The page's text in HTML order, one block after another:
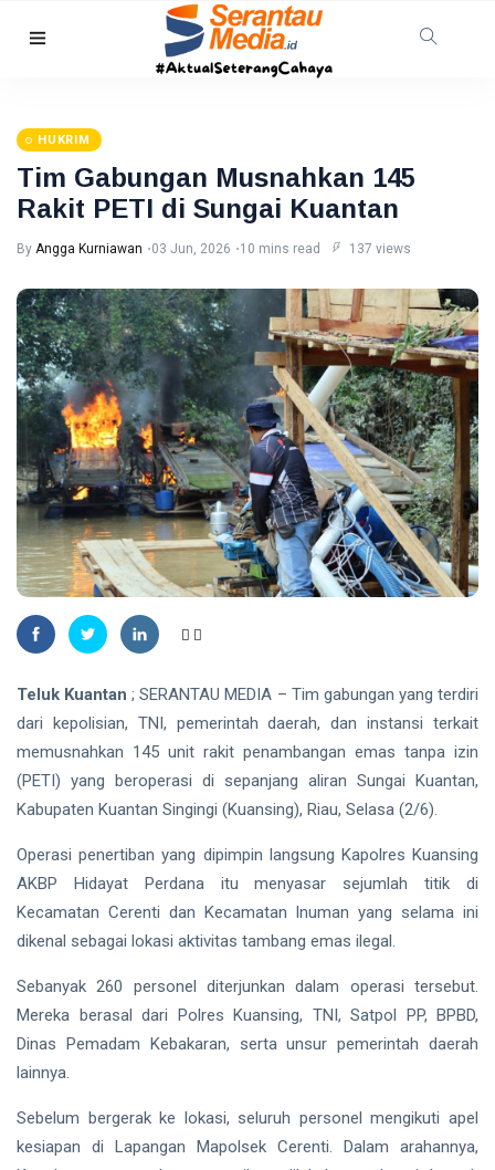
Suami
Diduga
Bacok
Perempuan
hingga
Pekanbaru
07
Aug,
2026
HILIR
Buaya
Muara Bikin
Geger,
Warga Desa
Undan
Berhasil
Menangkap
07 Aug,
2026
13
views
RIAU
Sekda
Riau
Apresiasi
Dukungan
Plt
Gubernur
Usai Riau
Masuk
Lima
ADLG
Awards
07
Aug,
2026
15
views
TANJUNGPINANG
DLH
Ingatkan
Warga
Penipuan
Pungut
Retribusi
Sampah
07 Aug,
2026
22
views
NATUNA
167 RTLH di
Natuna
dengan
Bantuan
PKP
2026
24
views
SKK
Migas,
PHR dan
Perkuat
Lindungi
Aset
Negara
demi
Energi
Nasional
07
2026
24
Siak Sri Indrapura
Indonesia
Pekanbaru
HUKRIM
Tim Gabungan Musnahkan 145
Rakit PETI di Sungai Kuantan
By Angga Kurniawan 03 Jun, 2026 10 mins read 137 views
Teluk Kuantan ; SERANTAU MEDIA – Tim gabungan yang terdiri
dari kepolisian, TNI, pemerintah daerah, dan instansi terkait
memusnahkan 145 unit rakit penambangan emas tanpa izin
(PETI) yang beroperasi di sepanjang aliran Sungai Kuantan,
Kabupaten Kuantan Singingi (Kuansing), Riau, Selasa (2/6).
Operasi penertiban yang dipimpin langsung Kapolres Kuansing
AKBP Hidayat Perdana itu menyasar sejumlah titik di
Kecamatan Cerenti dan Kecamatan Inuman yang selama ini
dikenal sebagai lokasi aktivitas tambang emas ilegal.
Sebanyak 260 personel diterjunkan dalam operasi tersebut.
Mereka berasal dari Polres Kuansing, TNI, Satpol PP, BPBD,
Dinas Pemadam Kebakaran, serta unsur pemerintah daerah
lainnya.
Sebelum bergerak ke lokasi, seluruh personel mengikuti apel
kesiapan di Lapangan Mapolsek Cerenti. Dalam arahannya,